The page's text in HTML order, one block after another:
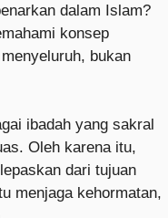
dalam Islam?
konsep
bukan
ibadah yang sakral
Oleh karena itu,
dari tujuan
menjaga kehormatan,